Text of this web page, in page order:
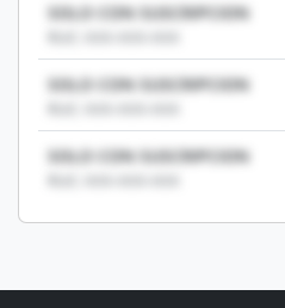
SOLO CON SUSCRIPCION
SOLO CON SUSCRIPCION
SOLO CON SUSCRIPCION